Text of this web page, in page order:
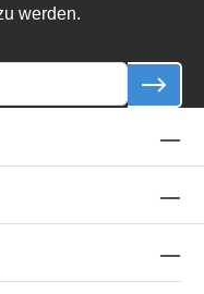
werden.